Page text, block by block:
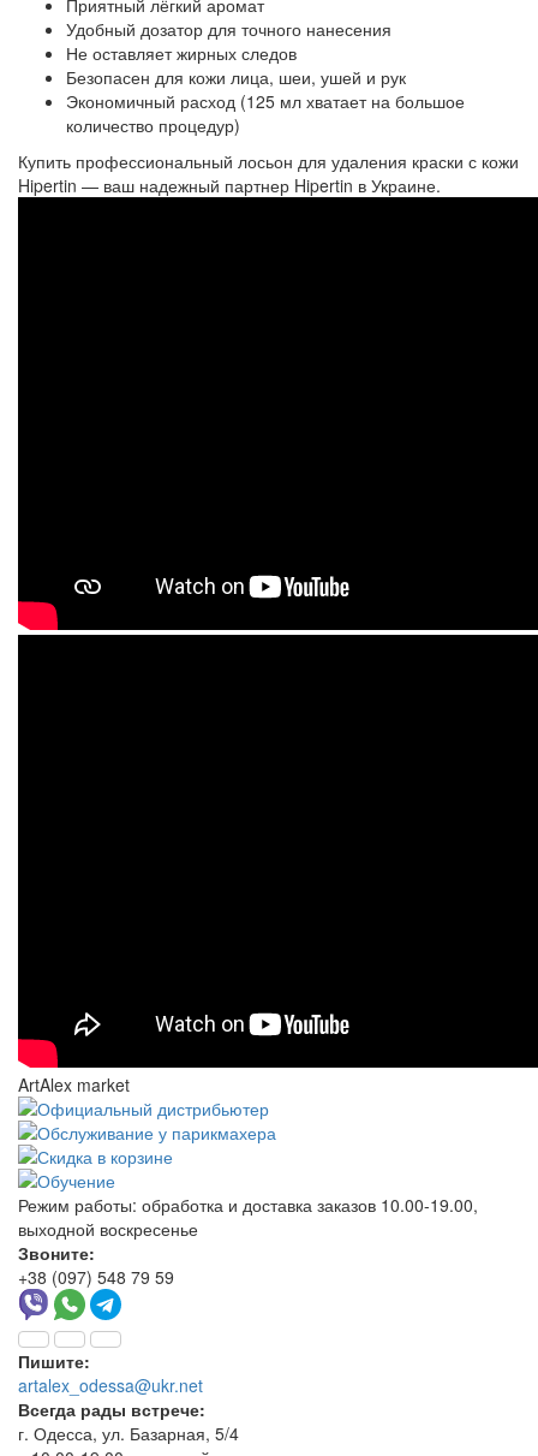
Приятный лёгкий аромат
Удобный дозатор для точного нанесения
Не оставляет жирных следов
Безопасен для кожи лица, шеи, ушей и рук
Экономичный расход (125 мл хватает на большое
количество процедур)
Купить профессиональный лосьон для удаления краски с кожи
Hipertin — ваш надежный партнер Hipertin в Украине.
ArtAlex market
Режим работы: обработка и доставка заказов 10.00-19.00,
выходной воскресенье
Звоните:
+38 (097) 548 79 59
Пишите:
artalex_odessa@ukr.net
Всегда рады встрече:
г. Одесса, ул. Базарная, 5/4